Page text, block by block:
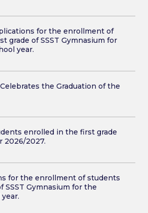
for the enrollment of
grade of SSST Gymnasium for
year.
the Graduation of the
enrolled in the first grade
2026/2027.
for the enrollment of students
SSST Gymnasium for the